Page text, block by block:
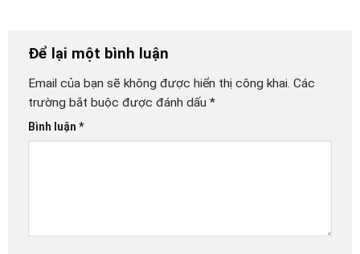
Để lại một bình luận
Email của bạn sẽ không được hiển thị công khai. Các
trường bắt buộc được đánh dấu *
Bình luận *